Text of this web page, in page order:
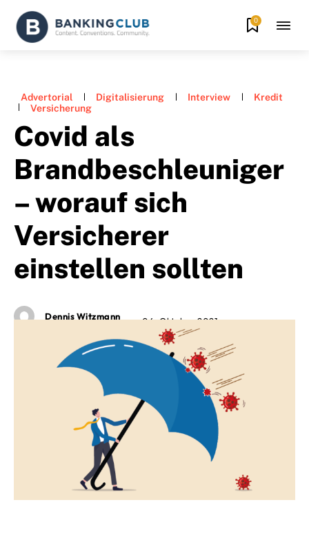
0
Advertorial Digitalisierung Interview
Kredit
Versicherung
Covid als
Brandbeschleuniger
– worauf sich
Versicherer
einstellen sollten
Dennis Witzmann 04. Oktober 2021